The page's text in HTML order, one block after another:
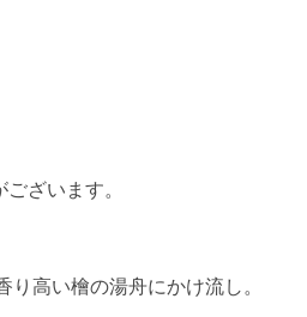
ざいます。
高い檜の湯舟にかけ流し。